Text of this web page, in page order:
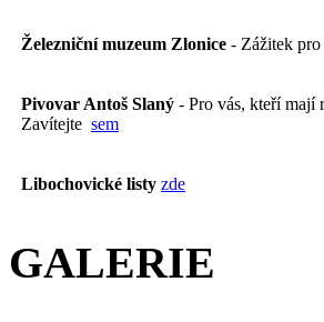
Železniční muzeum Zlonice - Zážitek
Pivovar Antoš Slaný - Pro vás, kteří mají
Zavítejte sem
Libochovické listy zde
GALERIE